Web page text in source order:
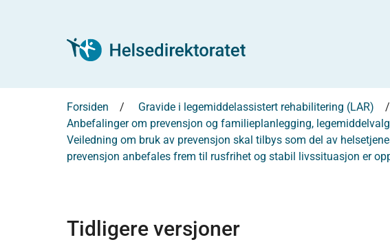
Forsiden
Gravide i legemiddelassistert rehabilitering (LAR)
Anbefalinger om prevensjon og familieplanlegging,
Veiledning om bruk av prevensjon skal tilbys som del av
prevensjon anbefales frem til rusfrihet og stabil livssituasjon er
Tidligere versjoner